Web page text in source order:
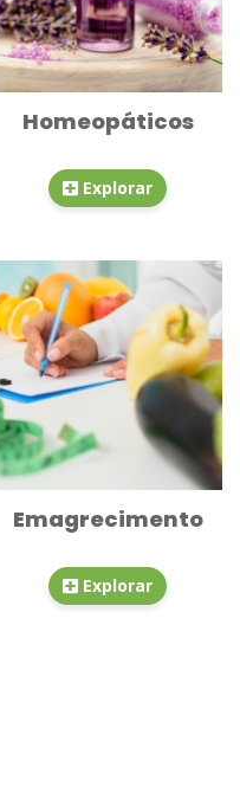
Homeopáticos
Explorar
Emagrecimento
Explorar